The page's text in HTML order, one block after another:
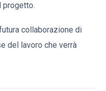
progetto.
collaborazione di
del lavoro che verrà